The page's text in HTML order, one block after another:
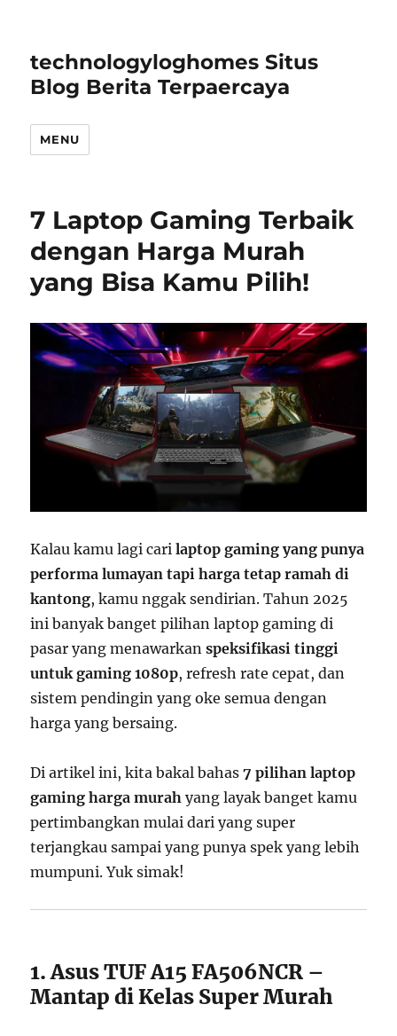
technologyloghomes Situs
Blog Berita Terpaercaya
MENU
7 Laptop Gaming Terbaik
dengan Harga Murah
yang Bisa Kamu Pilih!
Kalau kamu lagi carilaptop gaming yang punya
performa lumayan tapi harga tetap ramah di
kantong, kamu nggak sendirian. Tahun 2025
ini banyak banget pilihan laptop gaming di
pasar yang menawarkanspeksifikasi tinggi
untuk gaming 1080p, refresh rate cepat, dan
sistem pendingin yang oke semua dengan
harga yang bersaing.
Di artikel ini, kita bakal bahas7 pilihan laptop
gaming harga murah yang layak banget kamu
pertimbangkan mulai dari yang super
terjangkau sampai yang punya spek yang lebih
mumpuni. Yuk simak!
1. Asus TUF A15 FA506NCR –
Mantap di Kelas Super Murah